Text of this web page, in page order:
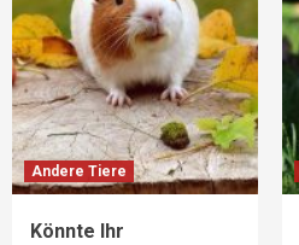
Andere Tiere
Könnte Ihr